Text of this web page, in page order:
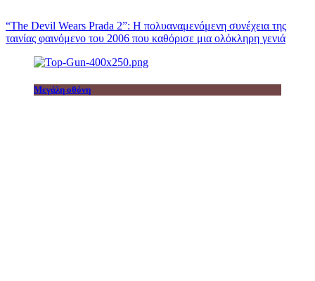
“The Devil Wears Prada 2”: Η πολυαναμενόμενη συνέχεια της
ταινίας φαινόμενο του 2006 που καθόρισε μια ολόκληρη γενιά
Μεγάλη οθόνη